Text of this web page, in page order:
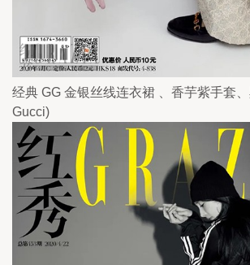
经典 GG 金银丝线连衣裙 、香芋紫手套
Gucci)